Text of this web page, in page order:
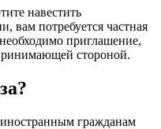
навестить
вам потребуется частная
приглашение,
стороной.
иностранным гражданам